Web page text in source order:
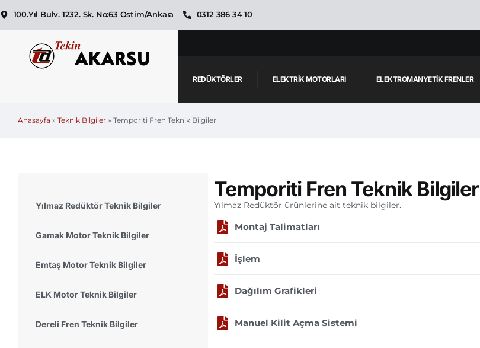
100.Yıl Bulv. 1232. Sk. No:63 Ostim/Ankara 0312 386 34 10
REDÜKTÖRLER ELEKTRIK MOTORLARI ELEKTROMANYETIK FRENLER
Anasayfa » Teknik Bilgiler » Temporiti Fren Teknik Bilgiler
Yılmaz Redüktör Teknik Bilgiler
Gamak Motor Teknik Bilgiler
Emtaş Motor Teknik Bilgiler
ELK Motor Teknik Bilgiler
Dereli Fren Teknik Bilgiler
Temporiti Fren Teknik Bilgiler
Yılmaz Redüktör ürünlerine ait teknik bilgiler.
Montaj Talimatları
İşlem
Dağılım Grafikleri
Manuel Kilit Açma Sistemi